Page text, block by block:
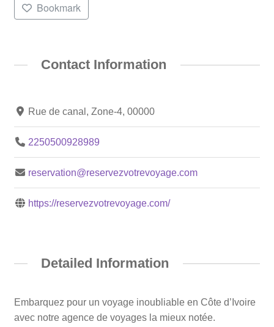
Bookmark
Contact Information
Rue de canal, Zone-4, 00000
2250500928989
reservation@reservezvotrevoyage.com
https://reservezvotrevoyage.com/
Detailed Information
Embarquez pour un voyage inoubliable en Côte d’Ivoire
avec notre agence de voyages la mieux notée.